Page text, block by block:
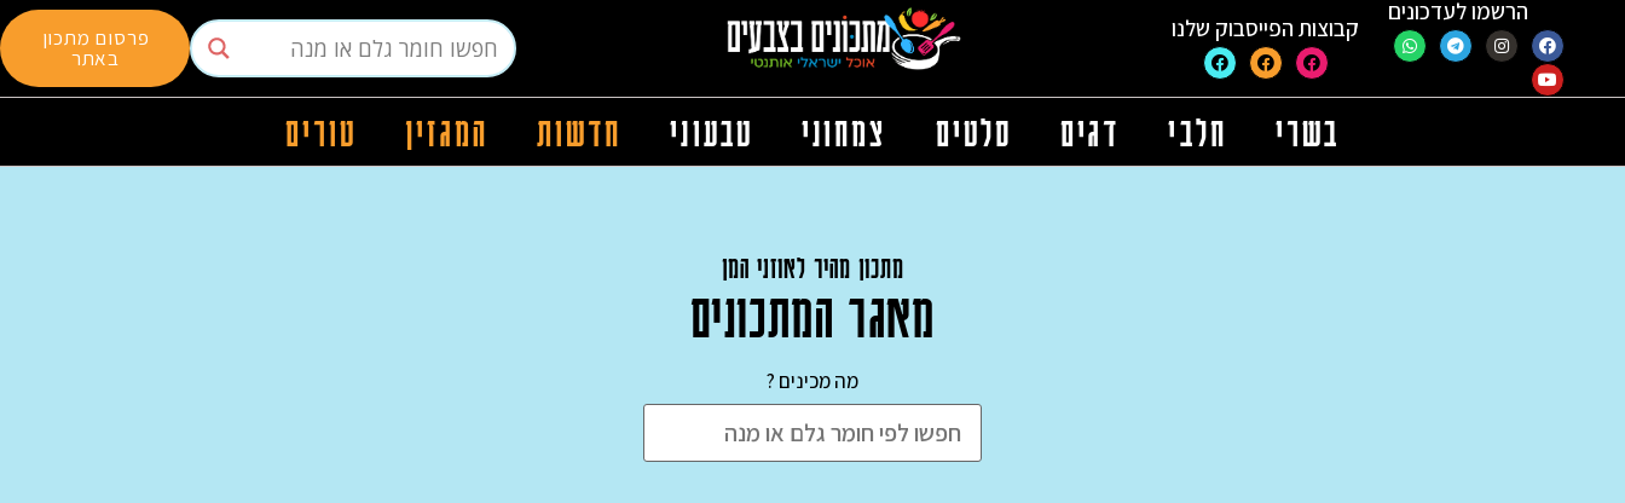
הרשמו לעדכונים
קבוצות הפייסבוק שלנו פרסום מתכון
באתר
בשרי חלבי דגים סלטים צמחוני טבעוני חדשות המגזין טורים
מתכון מהיר לאוזני המן
מאגר המתכונים
מה מכינים ?